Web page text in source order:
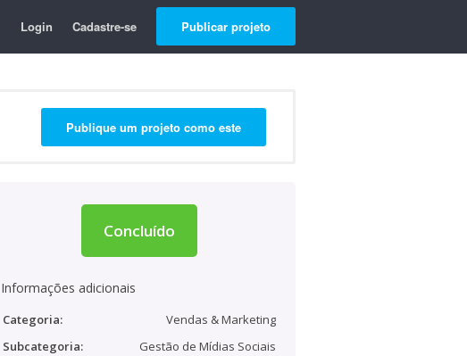
Login Cadastre-se Publicar projeto
Publique um projeto como este
Concluído
Informações adicionais
Categoria:
Vendas & Marketing
Subcategoria:
Gestão de Mídias Sociais